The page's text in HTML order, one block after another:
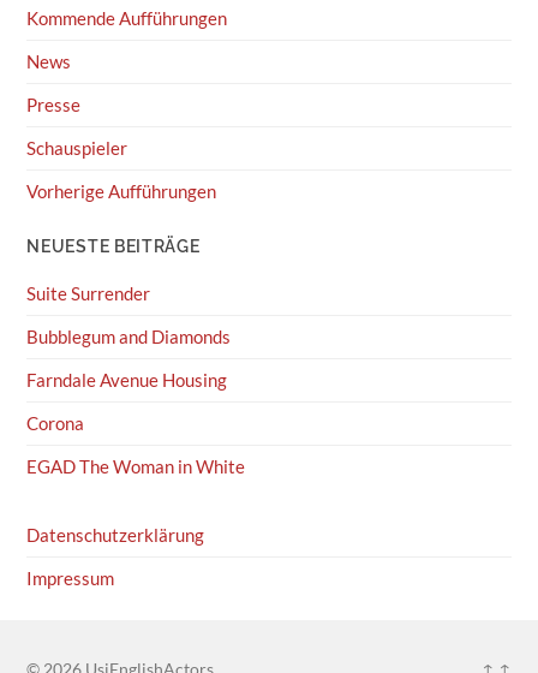
Kommende Aufführungen
News
Presse
Schauspieler
Vorherige Aufführungen
NEUESTE BEITRÄGE
Suite Surrender
Bubblegum and Diamonds
Farndale Avenue Housing
Corona
EGAD The Woman in White
Datenschutzerklärung
Impressum
© 2026 UsiEnglishActors ↑ ↑